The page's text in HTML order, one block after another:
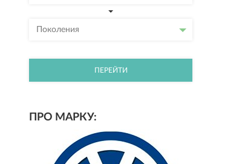
Поколения
ПЕРЕЙТИ
ПРО МАРКУ: